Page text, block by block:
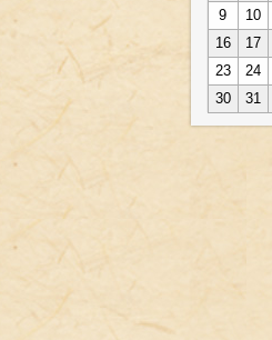
9
10
16
17
23
24
30
31